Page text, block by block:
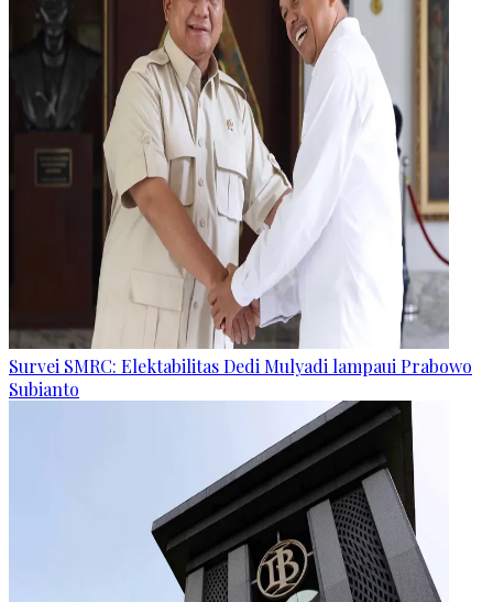
Survei SMRC: Elektabilitas Dedi Mulyadi lampaui Prabowo
Subianto